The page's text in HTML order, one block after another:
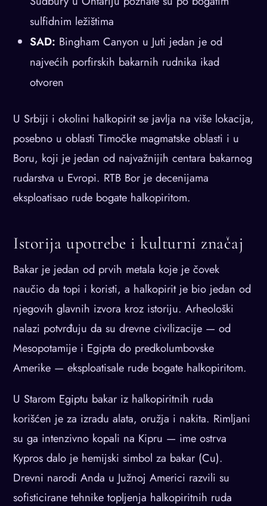
sulfidnim ležištima
SAD: Bingham Canyon u Juti jedan je od
najvećih porfirskih bakarnih rudnika ikad
otvoren
U Srbiji i okolini halkopirit se javlja na više lokacija,
posebno u oblasti Timočke magmatske oblasti i u
Boru, koji je jedan od najvažnijih centara bakarnog
rudarstva u Evropi. RTB Bor je decenijama
eksploatisao rude bogate halkopiritom.
Istorija upotrebe i kulturni značaj
Bakar je jedan od prvih metala koje je čovek
naučio da topi i koristi, a halkopirit je bio jedan od
njegovih glavnih izvora kroz istoriju. Arheološki
nalazi potvrđuju da su drevne civilizacije — od
Mesopotamije i Egipta do predkolumbovske
Amerike — eksploatisale rude bogate halkopiritom.
U Starom Egiptu bakar iz halkopiritnih ruda
korišćen je za izradu alata, oružja i nakita. Rimljani
su ga intenzivno kopali na Kipru — ime ostrva
Kypros dalo je hemijski simbol za bakar (Cu).
Drevni narodi Anda u Južnoj Americi razvili su
sofisticirane tehnike topljenja halkopiritnih ruda